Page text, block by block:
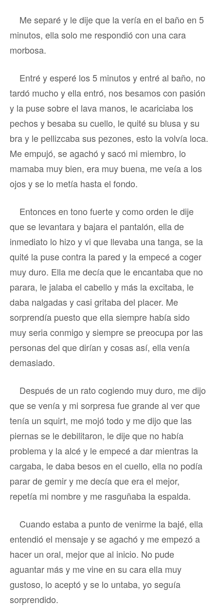
Me separé y le dije que la vería en el baño en 5
minutos, ella solo me respondió con una cara
morbosa.
Entré y esperé los 5 minutos y entré al baño, no
tardó mucho y ella entró, nos besamos con pasión
y la puse sobre el lava manos, le acariciaba los
pechos y besaba su cuello, le quité su blusa y su
bra y le pellizcaba sus pezones, esto la volvía loca.
Me empujó, se agachó y sacó mi miembro, lo
mamaba muy bien, era muy buena, me veía a los
ojos y se lo metía hasta el fondo.
Entonces en tono fuerte y como orden le dije
que se levantara y bajara el pantalón, ella de
inmediato lo hizo y vi que llevaba una tanga, se la
quité la puse contra la pared y la empecé a coger
muy duro. Ella me decía que le encantaba que no
parara, le jalaba el cabello y más la excitaba, le
daba nalgadas y casi gritaba del placer. Me
sorprendía puesto que ella siempre había sido
muy seria conmigo y siempre se preocupa por las
personas del que dirían y cosas así, ella venía
demasiado.
Después de un rato cogiendo muy duro, me dijo
que se venía y mi sorpresa fue grande al ver que
tenía un squirt, me mojó todo y me dijo que las
piernas se le debilitaron, le dije que no había
problema y la alcé y le empecé a dar mientras la
cargaba, le daba besos en el cuello, ella no podía
parar de gemir y me decía que era el mejor,
repetía mi nombre y me rasguñaba la espalda.
Cuando estaba a punto de venirme la bajé, ella
entendió el mensaje y se agachó y me empezó a
hacer un oral, mejor que al inicio. No pude
aguantar más y me vine en su cara ella muy
gustoso, lo aceptó y se lo untaba, yo seguía
sorprendido.